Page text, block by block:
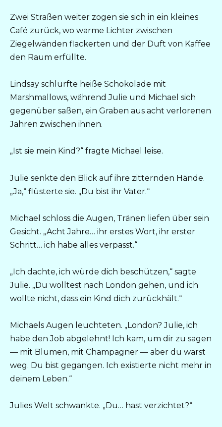
Zwei Straßen weiter zogen sie sich in ein kleines
Café zurück, wo warme Lichter zwischen
Ziegelwänden flackerten und der Duft von Kaffee
den Raum erfüllte.
Lindsay schlürfte heiße Schokolade mit
Marshmallows, während Julie und Michael sich
gegenüber saßen, ein Graben aus acht verlorenen
Jahren zwischen ihnen.
„Ist sie mein Kind?“ fragte Michael leise.
Julie senkte den Blick auf ihre zitternden Hände.
„Ja,“ flüsterte sie. „Du bist ihr Vater.“
Michael schloss die Augen, Tränen liefen über sein
Gesicht. „Acht Jahre… ihr erstes Wort, ihr erster
Schritt… ich habe alles verpasst.“
„Ich dachte, ich würde dich beschützen,“ sagte
Julie. „Du wolltest nach London gehen, und ich
wollte nicht, dass ein Kind dich zurückhält.“
Michaels Augen leuchteten. „London? Julie, ich
habe den Job abgelehnt! Ich kam, um dir zu sagen
— mit Blumen, mit Champagner — aber du warst
weg. Du bist gegangen. Ich existierte nicht mehr in
deinem Leben.“
Julies Welt schwankte. „Du… hast verzichtet?“